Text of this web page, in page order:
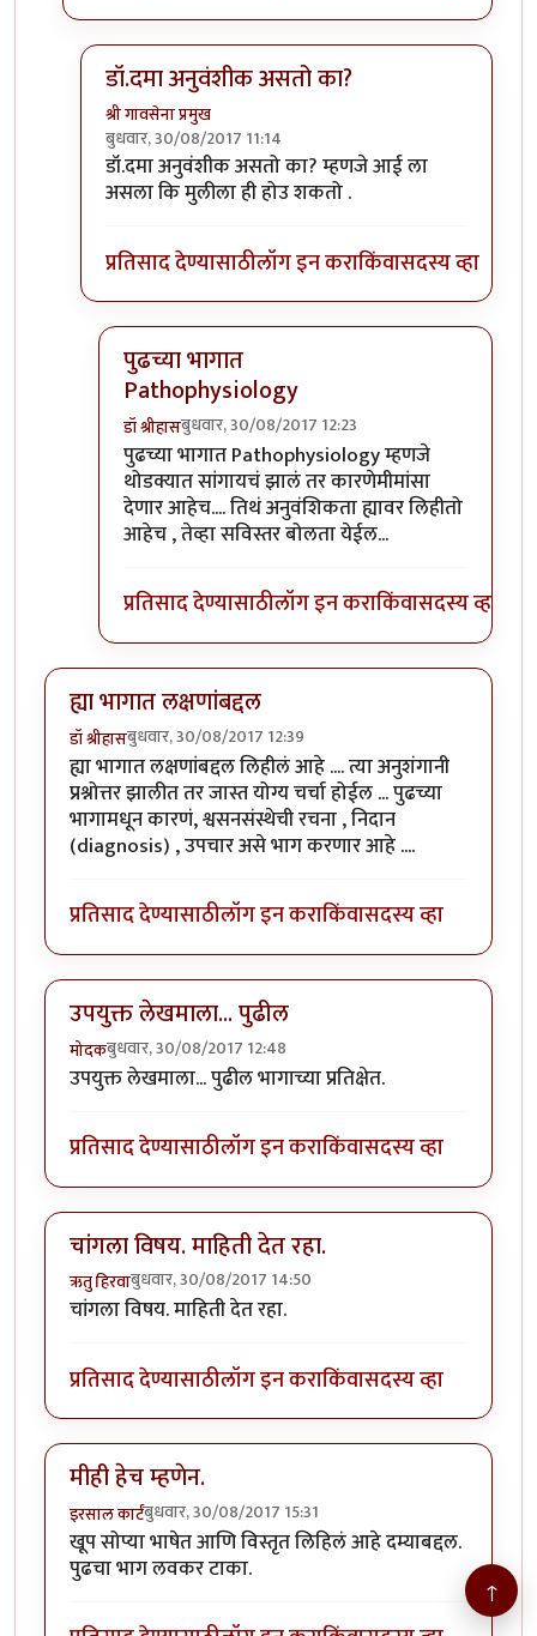
डॉ.दमा अनुवंशीक असतो का?
श्री गावसेना प्रमुख
बुधवार, 30/08/2017 11:14
In reply toतुमच्या प्रश्नातच उत्तर आहे..byडॉ श्रीहास
डॉ.दमा अनुवंशीक असतो का? म्हणजे आई ला
असला कि मुलीला ही होउ शकतो .
प्रतिसाद देण्यासाठीलॉग इन कराकिंवासदस्य व्हा
पुढच्या भागात
Pathophysiology
डॉ श्रीहासबुधवार, 30/08/2017 12:23
In reply toडॉ.दमा अनुवंशीक असतो का?by
पुढच्या भागात Pathophysiology म्हणजे
थोडक्यात सांगायचं झालं तर कारणेमीमांसा
देणार आहेच.... तिथं अनुवंशिकता ह्यावर लिहीतो
आहेच , तेव्हा सविस्तर बोलता येईल...
प्रतिसाद देण्यासाठीलॉग इन कराकिंवासदस्य व्हा
ह्या भागात लक्षणांबद्दल
डॉ श्रीहासबुधवार, 30/08/2017 12:39
ह्या भागात लक्षणांबद्दल लिहीलं आहे .... त्या अनुशंगानी
प्रश्नोत्तर झालीत तर जास्त योग्य चर्चा होईल ... पुढच्या
भागामधून कारणं, श्वसनसंस्थेची रचना , निदान
(diagnosis) , उपचार असे भाग करणार आहे ....
प्रतिसाद देण्यासाठीलॉग इन कराकिंवासदस्य व्हा
उपयुक्त लेखमाला... पुढील
मोदकबुधवार, 30/08/2017 12:48
उपयुक्त लेखमाला... पुढील भागाच्या प्रतिक्षेत.
प्रतिसाद देण्यासाठीलॉग इन कराकिंवासदस्य व्हा
चांगला विषय. माहिती देत रहा.
ऋतु हिरवाबुधवार, 30/08/2017 14:50
चांगला विषय. माहिती देत रहा.
प्रतिसाद देण्यासाठीलॉग इन कराकिंवासदस्य व्हा
मीही हेच म्हणेन.
इरसाल कार्टंबुधवार, 30/08/2017 15:31
खूप सोप्या भाषेत आणि विस्तृत लिहिलं आहे दम्याबद्दल.
पुढचा भाग लवकर टाका.
↑